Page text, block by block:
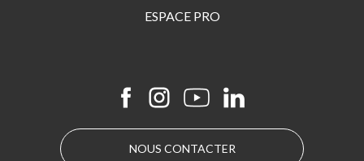
ESPACE PRO
NOUS CONTACTER